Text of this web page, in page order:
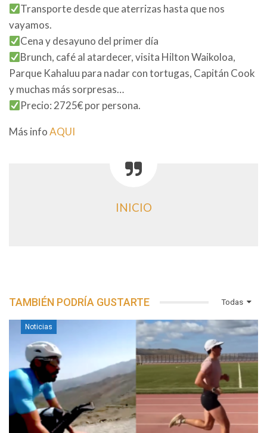
Transporte desde que aterrizas hasta que nos
vayamos.
Cena y desayuno del primer día
Brunch, café al atardecer, visita Hilton Waikoloa,
Parque Kahaluu para nadar con tortugas, Capitán Cook
y muchas más sorpresas…
Precio: 2725€ por persona.
Más infoAQUI
INICIO
Todas
TAMBIÉN PODRÍA GUSTARTE
Noticias